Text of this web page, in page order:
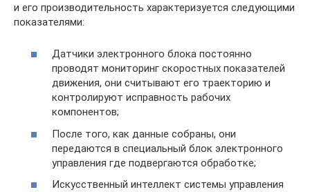
и его производительность характеризуется следующими
показателями:
Датчики электронного блока постоянно
проводят мониторинг скоростных показателей
движения, они считывают его траекторию и
контролируют исправность рабочих
компонентов;
После того, как данные собраны, они
передаются в специальный блок электронного
управления где подвергаются обработке;
Искусственный интеллект системы управления